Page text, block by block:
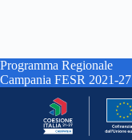
Programma Regionale
Campania FESR 2021-27